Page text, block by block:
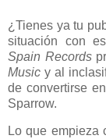
¿Tienes ya tu
situación con
Spain Records
Music y al
de convertirse
Sparrow.
Lo que empieza